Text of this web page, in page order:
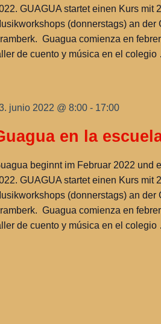
GUAGUA startet einen Kurs mit
(donnerstags) an der
Guagua comienza en
de cuento y música en el
junio 2022 @ 8:00 - 17:00
en la
beginnt im Februar 2022 und
GUAGUA startet einen Kurs mit
(donnerstags) an der
Guagua comienza en
de cuento y música en el